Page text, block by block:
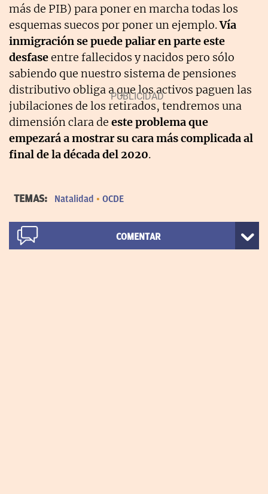
más de PIB) para poner en marcha todas los
esquemas suecos por poner un ejemplo.Vía
inmigración se puede paliar en parte este
desfaseentre fallecidos y nacidos pero sólo
sabiendo que nuestro sistema de pensiones
distributivo obliga a que los activos paguen las
jubilaciones de los retirados, tendremos una
dimensión clara de este problema que
empezará a mostrar su cara más complicada al
final de la década del 2020.
TEMAS: Natalidad OCDE
COMENTAR